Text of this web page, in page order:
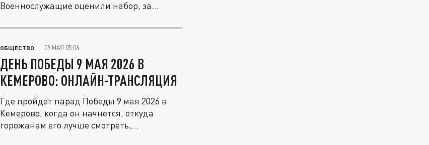
Военнослужащие оценили набор, за...
ОБЩЕСТВО 09 МАЯ 05:04
ДЕНЬ ПОБЕДЫ 9 МАЯ 2026 В
КЕМЕРОВО: ОНЛАЙН-ТРАНСЛЯЦИЯ
Где пройдет парад Победы 9 мая 2026 в
Кемерово, когда он начнется, откуда
горожанам его лучше смотреть,...